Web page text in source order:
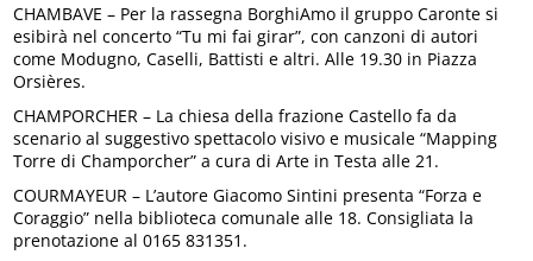
CHAMBAVE – Per la rassegna BorghiAmo il gruppo Caronte si
esibirà nel concerto “Tu mi fai girar”, con canzoni di autori
come Modugno, Caselli, Battisti e altri. Alle 19.30 in Piazza
Orsières.
CHAMPORCHER – La chiesa della frazione Castello fa da
scenario al suggestivo spettacolo visivo e musicale “Mapping
Torre di Champorcher” a cura di Arte in Testa alle 21.
COURMAYEUR – L’autore Giacomo Sintini presenta “Forza e
Coraggio” nella biblioteca comunale alle 18. Consigliata la
prenotazione al 0165 831351.